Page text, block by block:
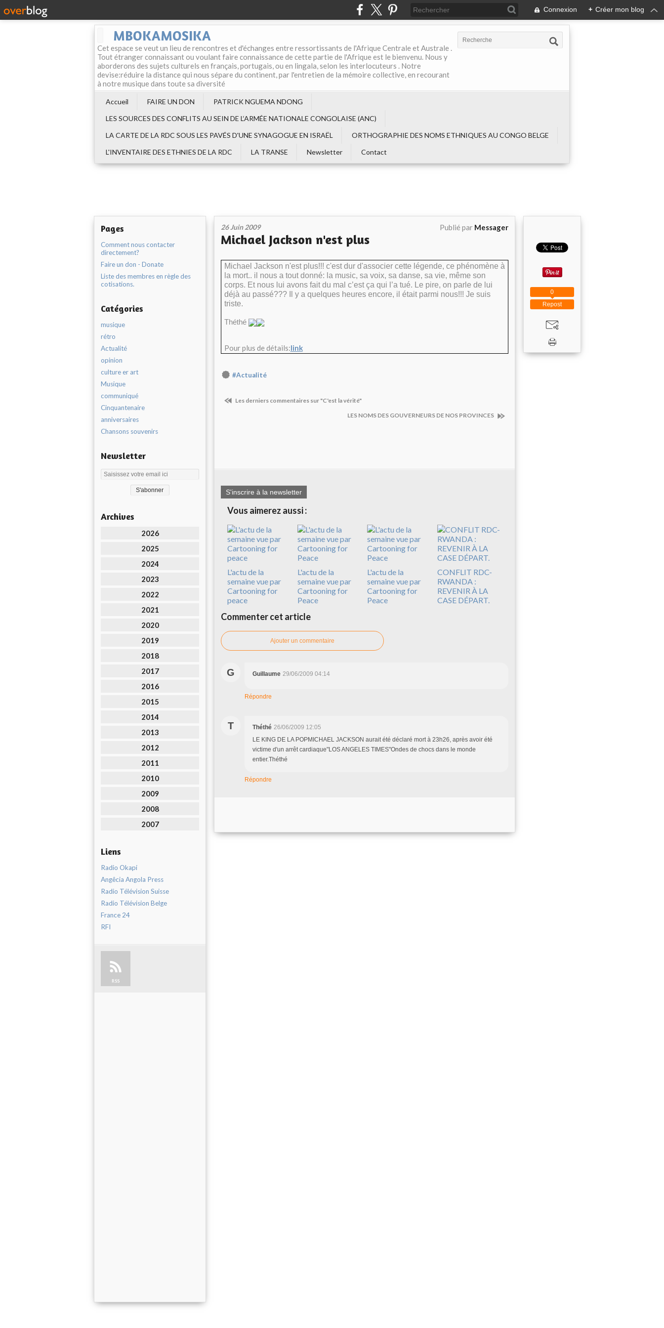
Connexion + Créer mon blog
MBOKAMOSIKA
Cet espace se veut un lieu de rencontres et d'échanges entre ressortissants de l'Afrique Centrale et Australe .
Tout étranger connaissant ou voulant faire connaissance de cette partie de l'Afrique est le bienvenu. Nous y
aborderons des sujets culturels en français, portugais, ou en lingala, selon les interlocuteurs . Notre
devise:réduire la distance qui nous sépare du continent, par l'entretien de la mémoire collective, en recourant
à notre musique dans toute sa diversité
Accueil FAIRE UN DON
PATRICK NGUEMA NDONG
LES SOURCES DES CONFLITS AU SEIN DE L‘ARMÉE NATIONALE CONGOLAISE (ANC)
LA CARTE DE LA RDC SOUS LES PAVÉS D'UNE SYNAGOGUE EN ISRAËL
ORTHOGRAPHIE DES NOMS ETHNIQUES AU CONGO BELGE
L'INVENTAIRE DES ETHNIES DE LA RDC
LA TRANSE Newsletter Contact
Pages
Comment nous contacter
directement?
Faire un don - Donate
Liste des membres en règle des
cotisations.
Catégories
musique
rétro
Actualité
opinion
culture er art
Musique
communiqué
Cinquantenaire
anniversaires
Chansons souvenirs
Newsletter
Archives
2026
2025
2024
2023
2022
2021
2020
2019
2018
2017
2016
2015
2014
2013
2012
2011
2010
2009
2008
2007
Liens
Radio Okapi
Angêcia Angola Press
Radio Télévision Suisse
Radio Télévision Belge
France 24
RFI
RSS
26 Juin 2009 Publié par Messager
Michael Jackson n'est plus
Michael Jackson n'est plus!!! c'est dur d'associer cette légende, ce phénomène à
la mort.. il nous a tout donné: la music, sa voix, sa danse, sa vie, même son
corps. Et nous lui avons fait du mal c’est ça qui l’a tué. Le pire, on parle de lui
déjà au passé??? Il y a quelques heures encore, il était parmi nous!!! Je suis
triste.
Théthé
Pour plus de détails:link
#Actualité
Les derniers commentaires sur "C'est la vérité"
LES NOMS DES GOUVERNEURS DE NOS PROVINCES
S'inscrire à la newsletter
Vous aimerez aussi :
L'actu de la
semaine vue par
Cartooning for
peace
L'actu de la
semaine vue par
Cartooning for
Peace
L'actu de la
semaine vue par
Cartooning for
Peace
CONFLIT RDC-
RWANDA :
REVENIR À LA
CASE DÉPART.
Commenter cet article
Ajouter un commentaire
G Guillaume 29/06/2009 04:14
Répondre
T Théthé 26/06/2009 12:05
LE KING DE LA POPMICHAEL JACKSON aurait été déclaré mort à 23h26, après avoir été
victime d'un arrêt cardiaque"LOS ANGELES TIMES"Ondes de chocs dans le monde
entier.Théthé
Répondre
Repost
0